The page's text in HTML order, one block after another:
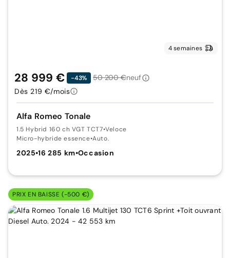
4 semaines
Alfa Romeo Tonale
1.5 Hybrid 160 ch VGT TCT7•Veloce
Micro-hybride essence•Auto.
2025•16 285 km•Occasion
28 999 € -43% 50 200 €neuf
Dès 219 €/mois
PRIX EN BAISSE (-500 €)